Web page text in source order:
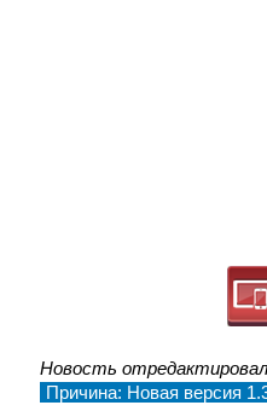
Новость
Причина: Новая версия